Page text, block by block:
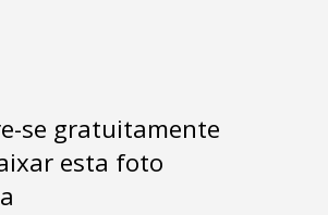
se gratuitamente
esta foto